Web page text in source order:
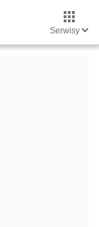
Serwisy